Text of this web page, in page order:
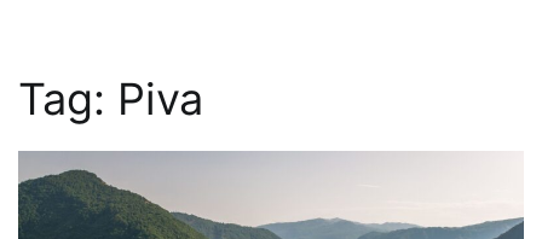
Tag: Piva